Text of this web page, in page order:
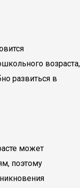
возраста,
развиться в
может
поэтому